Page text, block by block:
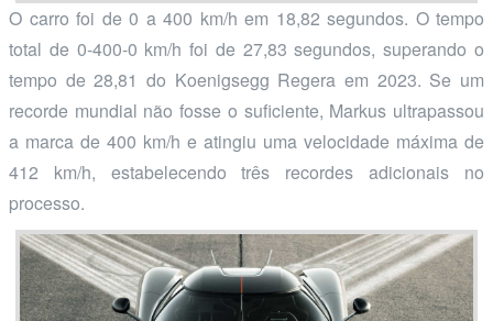
O carro foi de 0 a 400 km/h em 18,82 segundos. O tempo
total de 0-400-0 km/h foi de 27,83 segundos, superando o
tempo de 28,81 do Koenigsegg Regera em 2023. Se um
recorde mundial não fosse o suficiente, Markus ultrapassou
a marca de 400 km/h e atingiu uma velocidade máxima de
412 km/h, estabelecendo três recordes adicionais no
processo.